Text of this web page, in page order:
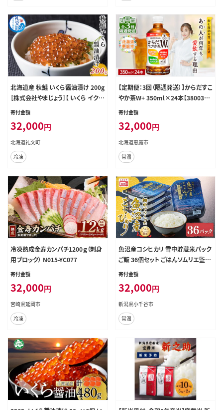
北海道産 秋鮭 いくら醤油漬け 200g
［株式会社やまじょう］【 いくら イクラ
鮭いくら 醤油漬け 秋鮭 魚卵 海鮮
ト 】
寄付金額
32,000円
北海道礼文町
冷凍
【定期便：3回（隔週発送）】からだすこ
やか茶W+ 350ml×24本【3800390
3】
寄付金額
32,000円
北海道恵庭市
常温
冷凍熟成金寿カンパチ1200ｇ（刺身
用ブロック） N015-YC077
寄付金額
32,000円
宮崎県延岡市
冷凍
魚沼産コシヒカリ 雪中貯蔵米パック
ご飯 36個セット ごはんソムリエ監修
パック ご飯 ごはん レトルト たかの
寄付金額
32,000円
新潟県小千谷市
常温